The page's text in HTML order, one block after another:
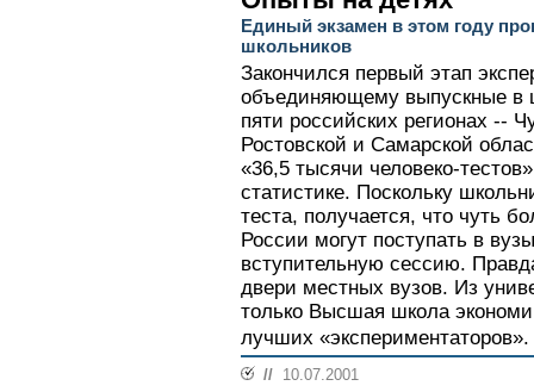
Единый экзамен в этом году
школьников
Закончился первый этап
объединяющему выпускные в
пяти российских регионах --
Ростовской и Самарской
«36,5 тысячи человеко-
статистике. Поскольку
теста, получается, что чуть
России могут поступать в
вступительную сессию.
двери местных вузов. Из
только Высшая школа
лучших «экспериментаторов».
// 10.07.2001